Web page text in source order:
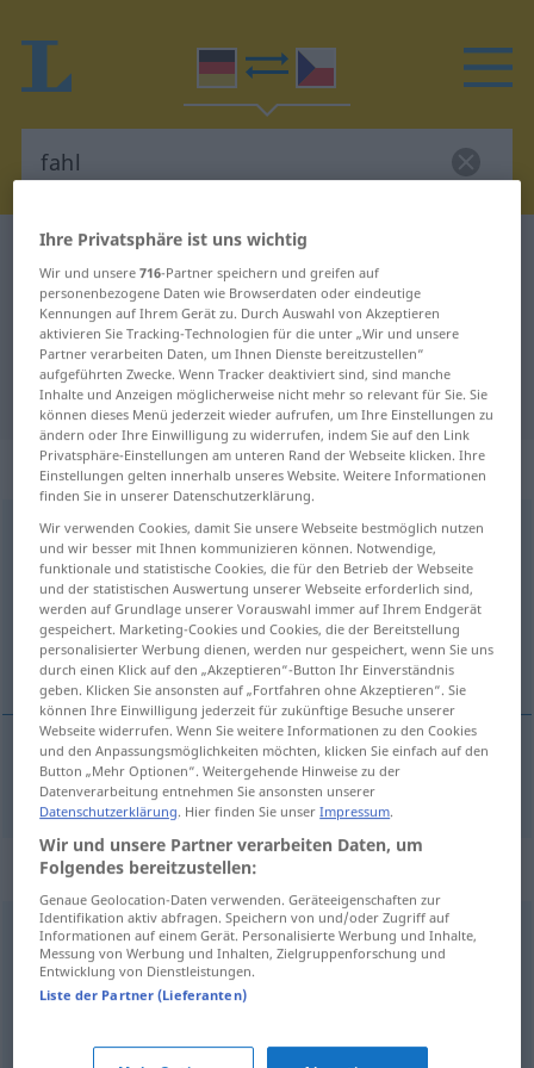
Deutsch-Tschechisch Wörterbuch
Deutsch-Tschechisch Übersetzung
für "fahl"
"fahl" Tschechisch Übersetzung
„fahl“
fahl
Übersicht aller Übersetzungen
(Für mehr Details die Übersetzung anklicken/antippen)
bledý
bledý fahl
Synonyme für "fahl"
matt
Ihre Privatsphäre ist uns wichtig
Wir und unsere716-Partner speichern und greifen auf
personenbezogene Daten wie Browserdaten oder eindeutige
Kennungen auf Ihrem Gerät zu. Durch Auswahl von Akzeptieren
aktivieren Sie Tracking-Technologien für die unter „Wir und unsere
Partner verarbeiten Daten, um Ihnen Dienste bereitzustellen“
aufgeführten Zwecke. Wenn Tracker deaktiviert sind, sind manche
Inhalte und Anzeigen möglicherweise nicht mehr so relevant für Sie. Sie
können dieses Menü jederzeit wieder aufrufen, um Ihre Einstellungen zu
ändern oder Ihre Einwilligung zu widerrufen, indem Sie auf den Link
Privatsphäre-Einstellungen am unteren Rand der Webseite klicken. Ihre
Einstellungen gelten innerhalb unseres Website. Weitere Informationen
finden Sie in unserer Datenschutzerklärung.
Wir verwenden Cookies, damit Sie unsere Webseite bestmöglich nutzen
und wir besser mit Ihnen kommunizieren können. Notwendige,
funktionale und statistische Cookies, die für den Betrieb der Webseite
und der statistischen Auswertung unserer Webseite erforderlich sind,
werden auf Grundlage unserer Vorauswahl immer auf Ihrem Endgerät
gespeichert. Marketing-Cookies und Cookies, die der Bereitstellung
personalisierter Werbung dienen, werden nur gespeichert, wenn Sie uns
durch einen Klick auf den „Akzeptieren“-Button Ihr Einverständnis
geben. Klicken Sie ansonsten auf „Fortfahren ohne Akzeptieren“. Sie
können Ihre Einwilligung jederzeit für zukünftige Besuche unserer
Webseite widerrufen. Wenn Sie weitere Informationen zu den Cookies
und den Anpassungsmöglichkeiten möchten, klicken Sie einfach auf den
Button „Mehr Optionen“. Weitergehende Hinweise zu der
Datenverarbeitung entnehmen Sie ansonsten unserer
Datenschutzerklärung. Hier finden Sie unserImpressum.
Wir und unsere Partner verarbeiten Daten, um
Folgendes bereitzustellen:
Genaue Geolocation-Daten verwenden. Geräteeigenschaften zur
Identifikation aktiv abfragen. Speichern von und/oder Zugriff auf
Informationen auf einem Gerät. Personalisierte Werbung und Inhalte,
Messung von Werbung und Inhalten, Zielgruppenforschung und
Entwicklung von Dienstleistungen.
Liste der Partner (Lieferanten)